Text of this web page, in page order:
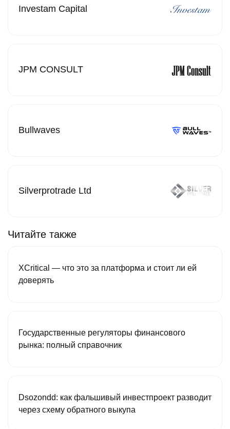
Investam Capital
JPM CONSULT
Bullwaves
Silverprotrade Ltd
Читайте также
XCritical — что это за платформа и стоит ли ей
доверять
Государственные регуляторы финансового
рынка: полный справочник
Dsozondd: как фальшивый инвестпроект разводит
через схему обратного выкупа